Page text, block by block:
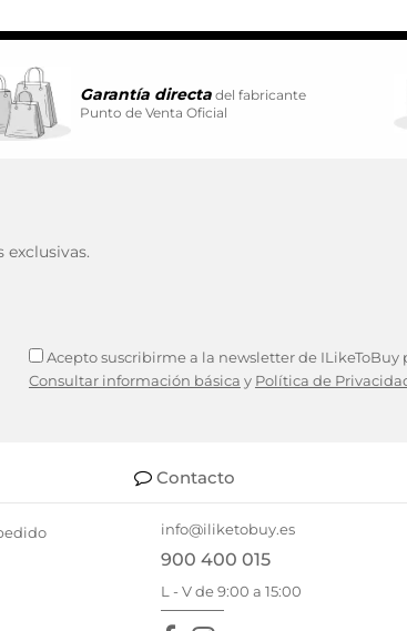
Garantía directadel fabricante
Punto de Venta Oficial
exclusivas.
Acepto suscribirme a la newsletter de
Consultar información básica y Política de
Contacto
info@iliketobuy.es
900 400 015
L - V de 9:00 a 15:00